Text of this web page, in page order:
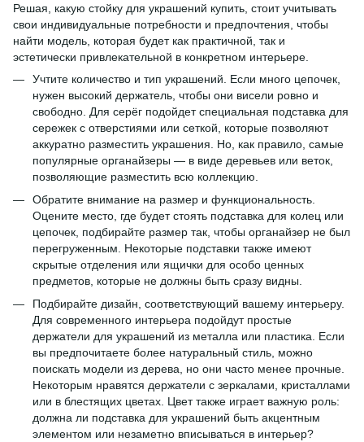
Решая, какую стойку для украшений купить, стоит учитывать
свои индивидуальные потребности и предпочтения, чтобы
найти модель, которая будет как практичной, так и
эстетически привлекательной в конкретном интерьере.
Учтите количество и тип украшений. Если много цепочек,
нужен высокий держатель, чтобы они висели ровно и
свободно. Для серёг подойдет специальная подставка для
сережек с отверстиями или сеткой, которые позволяют
аккуратно разместить украшения. Но, как правило, самые
популярные органайзеры — в виде деревьев или веток,
позволяющие разместить всю коллекцию.
Обратите внимание на размер и функциональность.
Оцените место, где будет стоять подставка для колец или
цепочек, подбирайте размер так, чтобы органайзер не был
перегруженным. Некоторые подставки также имеют
скрытые отделения или ящички для особо ценных
предметов, которые не должны быть сразу видны.
Подбирайте дизайн, соответствующий вашему интерьеру.
Для современного интерьера подойдут простые
держатели для украшений из металла или пластика. Если
вы предпочитаете более натуральный стиль, можно
поискать модели из дерева, но они часто менее прочные.
Некоторым нравятся держатели с зеркалами, кристаллами
или в блестящих цветах. Цвет также играет важную роль:
должна ли подставка для украшений быть акцентным
элементом или незаметно вписываться в интерьер?